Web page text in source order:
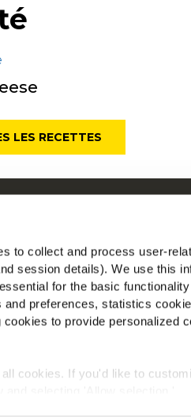
to collect and process user-
session details). We use this
for the basic
preferences, statistics
to provide personalized
cookies. If you'd like to
LES RECETTES